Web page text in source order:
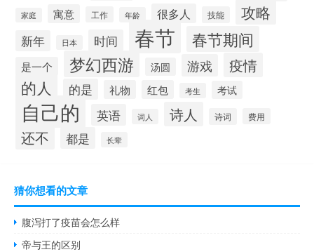
家庭 寓意 工作 年龄 很多人 技能 攻略
新年 日本 时间 春节 春节期间
是一个 梦幻西游 汤圆 游戏 疫情
的人 的是 礼物 红包 考生 考试
自己的 英语 词人 诗人 诗词 费用
还不 都是 长辈
猜你想看的文章
腹泻打了疫苗会怎么样
帝与王的区别